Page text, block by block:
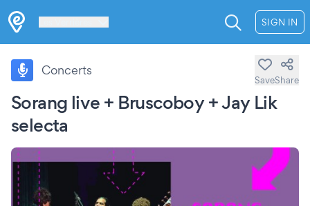
SIGN IN
Sorang live + Bruscoboy + Jay Lik
selecta
Concerts
SaveShare